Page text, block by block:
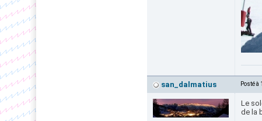
san_dalmatius Posté
Le
de la